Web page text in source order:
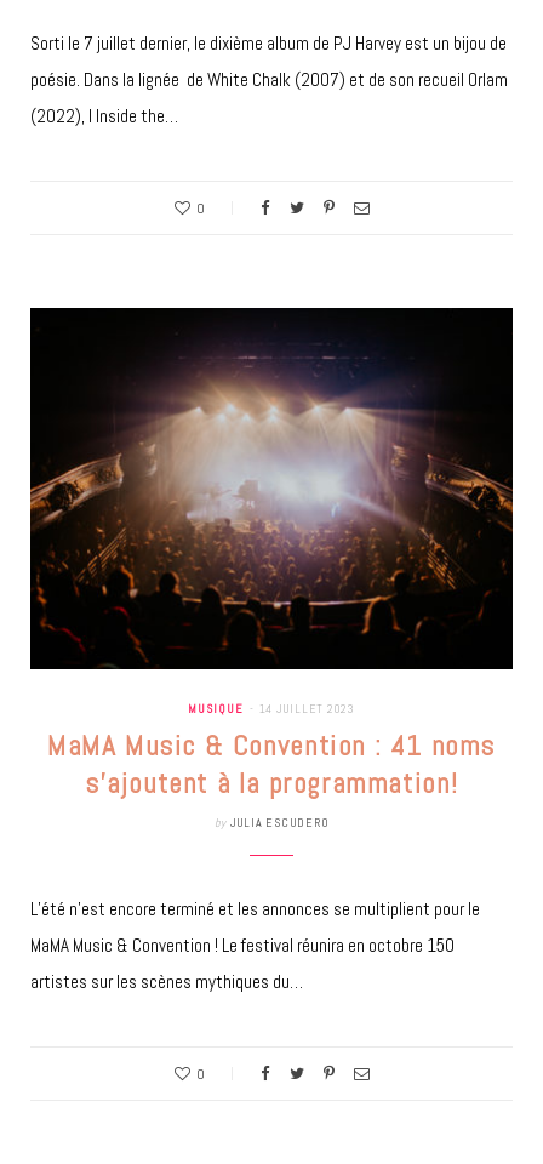
Sorti le 7 juillet dernier, le dixième album de PJ Harvey est un bijou de
poésie. Dans la lignée de White Chalk (2007) et de son recueil Orlam
(2022), I Inside the…
0
MUSIQUE 14 JUILLET 2023
MaMA Music & Convention : 41 noms
s’ajoutent à la programmation!
by JULIA ESCUDERO
L’été n’est encore terminé et les annonces se multiplient pour le
MaMA Music & Convention ! Le festival réunira en octobre 150
artistes sur les scènes mythiques du…
0